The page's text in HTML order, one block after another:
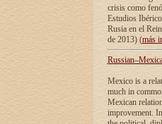
crisis como
Estudios
Rusia en el
de 2013) (más
Mexico is a
much in
Mexican
improvement.